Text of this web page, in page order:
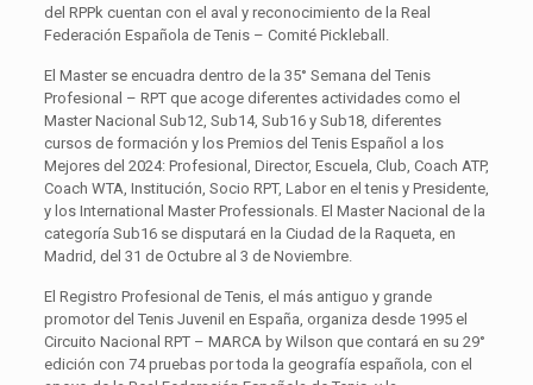
del RPPk cuentan con el aval y reconocimiento de la Real
Federación Española de Tenis – Comité Pickleball.
El Master se encuadra dentro de la 35° Semana del Tenis
Profesional – RPT que acoge diferentes actividades como el
Master Nacional Sub12, Sub14, Sub16 y Sub18, diferentes
cursos de formación y los Premios del Tenis Español a los
Mejores del 2024: Profesional, Director, Escuela, Club, Coach ATP,
Coach WTA, Institución, Socio RPT, Labor en el tenis y Presidente,
y los International Master Professionals. El Master Nacional de la
categoría Sub16 se disputará en la Ciudad de la Raqueta, en
Madrid, del 31 de Octubre al 3 de Noviembre.
El Registro Profesional de Tenis, el más antiguo y grande
promotor del Tenis Juvenil en España, organiza desde 1995 el
Circuito Nacional RPT – MARCA by Wilson que contará en su 29°
edición con 74 pruebas por toda la geografía española, con el